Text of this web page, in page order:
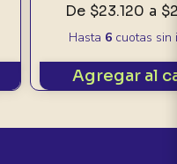
De $23.120 a
Hasta 6cuotas sin
Agregar al